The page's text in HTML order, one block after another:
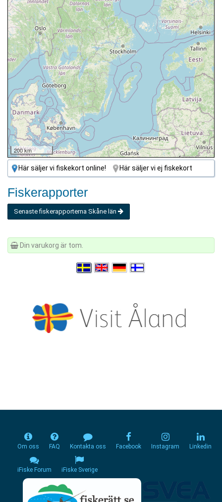
200 km
Här säljer vi fiskekort online! Här säljer vi ej fiskekort
Fiskerapporter
Senaste fiskerapporterna Skåne län
Din varukorg är tom.
Om oss FAQ Kontakta oss Facebook Instagram Linkedin
iFiske Forum iFiske Sverige